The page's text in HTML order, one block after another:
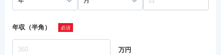
年収（半角）
万円